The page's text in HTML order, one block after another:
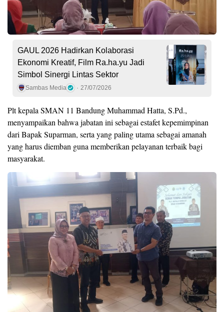
GAUL 2026 Hadirkan Kolaborasi
Ekonomi Kreatif, Film Ra.ha.yu Jadi
Simbol Sinergi Lintas Sektor
Sambas Media 27/07/2026
Plt kepala SMAN 11 Bandung Muhammad Hatta, S.Pd.,
menyampaikan bahwa jabatan ini sebagai estafet kepemimpinan
dari Bapak Suparman, serta yang paling utama sebagai amanah
yang harus diemban guna memberikan pelayanan terbaik bagi
masyarakat.